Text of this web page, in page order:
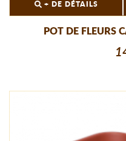
+ DE DÉTAILS
POT DE FLEURS